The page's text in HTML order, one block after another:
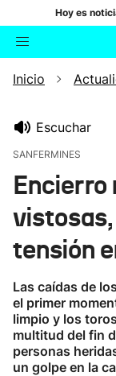
Hoy es
Buscador
Inicio
Escuchar
SANFERMINES
Encierro
tensión
Las caídas de
el primer
limpio y los
multitud del fin
personas
un golpe en la